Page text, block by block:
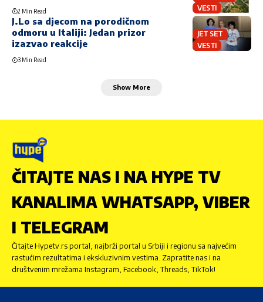
VESTI
2 Min Read
JET SET
VESTI
J.Lo sa djecom na porodičnom
odmoru u Italiji: Jedan prizor
izazvao reakcije
3 Min Read
Show More
ČITAJTE NAS I NA HYPE TV
KANALIMA WHATSAPP, VIBER
I TELEGRAM
Čitajte Hypetv.rs portal, najbrži portal u Srbiji i regionu sa najvećim
rastućim rezultatima i ekskluzivnim vestima. Zapratite nas i na
društvenim mrežama Instagram, Facebook, Threads, TikTok!